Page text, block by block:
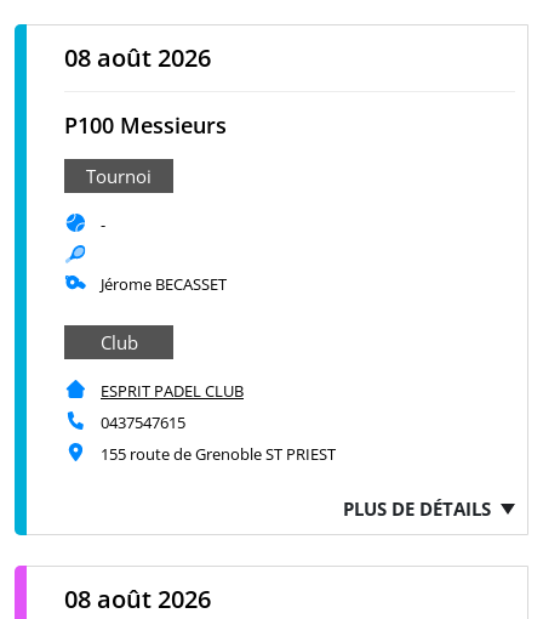
08 août 2026
P100 Messieurs
Tournoi
-
Jérome BECASSET
Club
ESPRIT PADEL CLUB
0437547615
155 route de Grenoble ST PRIEST
PLUS DE DÉTAILS
08 août 2026